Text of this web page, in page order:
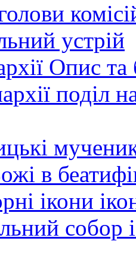
устрій
Опис та
поділ
в
ікони
собор